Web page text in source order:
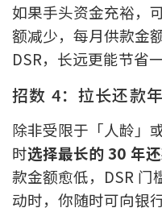
如果手头资金充裕，
额减少，每月供款金
DSR，长远更能节省
招数 4：拉长还款
除非受限于「人龄」
时选择最长的 30 年
款金额愈低，DSR 门
动时，你随时可向银